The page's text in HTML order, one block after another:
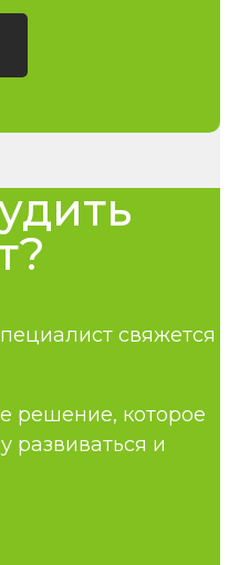
свяжется
решение, которое
развиваться и